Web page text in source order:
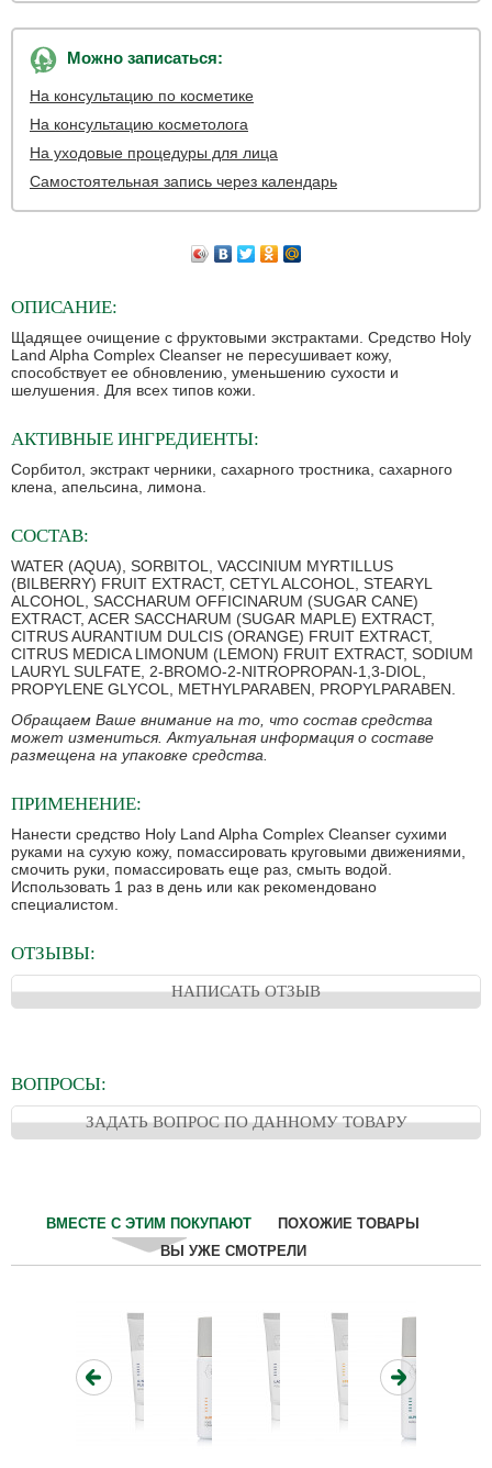
Можно записаться:
На консультацию по косметике
На консультацию косметолога
На уходовые процедуры для лица
Самостоятельная запись через календарь
ОПИСАНИЕ:
Щадящее очищение с фруктовыми экстрактами. Средство Holy
Land Alpha Complex Cleanser не пересушивает кожу,
способствует ее обновлению, уменьшению сухости и
шелушения. Для всех типов кожи.
АКТИВНЫЕ ИНГРЕДИЕНТЫ:
Сорбитол, экстракт черники, сахарного тростника, сахарного
клена, апельсина, лимона.
СОСТАВ:
WATER (AQUA), SORBITOL, VACCINIUM MYRTILLUS
(BILBERRY) FRUIT EXTRACT, CETYL ALCOHOL, STEARYL
ALCOHOL, SACCHARUM OFFICINARUM (SUGAR CANE)
EXTRACT, ACER SACCHARUM (SUGAR MAPLE) EXTRACT,
CITRUS AURANTIUM DULCIS (ORANGE) FRUIT EXTRACT,
CITRUS MEDICA LIMONUM (LEMON) FRUIT EXTRACT, SODIUM
LAURYL SULFATE, 2-BROMO-2-NITROPROPAN-1,3-DIOL,
PROPYLENE GLYCOL, METHYLPARABEN, PROPYLPARABEN.
Обращаем Ваше внимание на то, что состав средства
может измениться. Актуальная информация о составе
размещена на упаковке средства.
ПРИМЕНЕНИЕ:
Нанести средство Holy Land Alpha Complex Cleanser сухими
руками на сухую кожу, помассировать круговыми движениями,
смочить руки, помассировать еще раз, смыть водой.
Использовать 1 раз в день или как рекомендовано
специалистом.
ОТЗЫВЫ:
НАПИСАТЬ ОТЗЫВ
ВОПРОСЫ:
ЗАДАТЬ ВОПРОС ПО ДАННОМУ ТОВАРУ
ВМЕСТЕ С ЭТИМ ПОКУПАЮТ
ПОХОЖИЕ ТОВАРЫ
ВЫ УЖЕ СМОТРЕЛИ